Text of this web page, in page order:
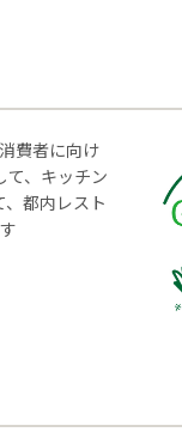
費者に向け
て、キッチン
都内レスト